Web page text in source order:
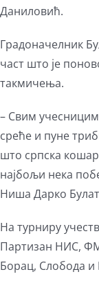
Даниловић.
Градоначелник
част што је
такмичења.
– Свим
среће и пуне
што српска
најбољи нека
Ниша Дарко
На турниру
Партизан НИС,
Борац, Слобода и